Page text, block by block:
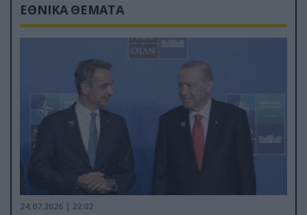
ΕΘΝΙΚΑ ΘΕΜΑΤΑ
24.07.2026 | 22:02